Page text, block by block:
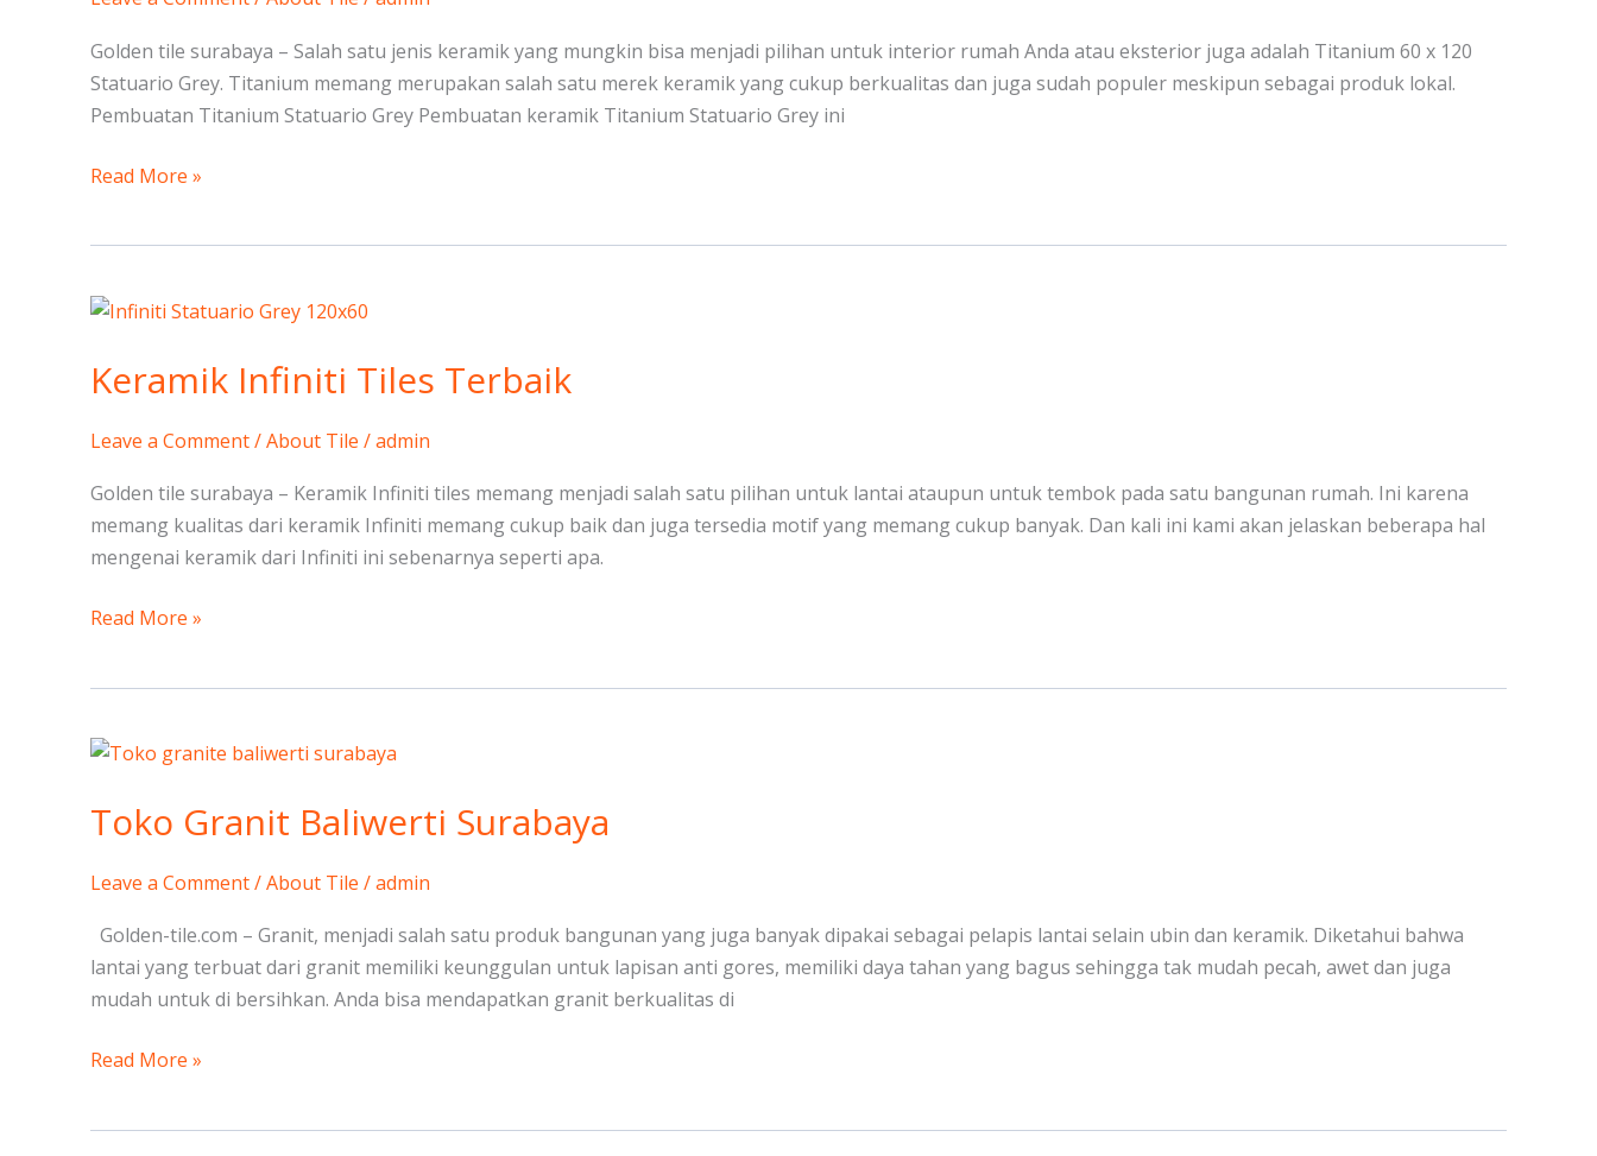
Golden tile surabaya – Salah satu jenis keramik yang mungkin bisa menjadi pilihan untuk interior rumah Anda atau eksterior juga adalah Titanium 60 x 120
Statuario Grey. Titanium memang merupakan salah satu merek keramik yang cukup berkualitas dan juga sudah populer meskipun sebagai produk lokal.
Pembuatan Titanium Statuario Grey Pembuatan keramik Titanium Statuario Grey ini
Read More »
Keramik Infiniti Tiles Terbaik
Leave a Comment/About Tile /admin
Golden tile surabaya – Keramik Infiniti tiles memang menjadi salah satu pilihan untuk lantai ataupun untuk tembok pada satu bangunan rumah. Ini karena
memang kualitas dari keramik Infiniti memang cukup baik dan juga tersedia motif yang memang cukup banyak. Dan kali ini kami akan jelaskan beberapa hal
mengenai keramik dari Infiniti ini sebenarnya seperti apa.
Keramik
Tiles
Read More »
Toko Granit Baliwerti Surabaya
Leave a Comment/About Tile /admin
Golden-tile.com – Granit, menjadi salah satu produk bangunan yang juga banyak dipakai sebagai pelapis lantai selain ubin dan keramik. Diketahui bahwa
lantai yang terbuat dari granit memiliki keunggulan untuk lapisan anti gores, memiliki daya tahan yang bagus sehingga tak mudah pecah, awet dan juga
mudah untuk di bersihkan. Anda bisa mendapatkan granit berkualitas di
Toko
Baliwerti
Read More »